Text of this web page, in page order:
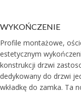
WYKOŃCZENIE
Profile montażowe,
estetycznym
konstrukcji drzwi
dedykowany do drzwi
wkładkę do zamka. Ta